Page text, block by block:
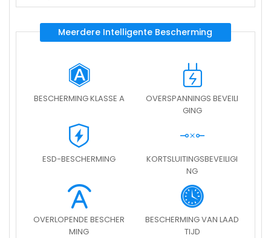
Meerdere Intelligente Bescherming
BESCHERMING KLASSE A
OVERSPANNINGS BEVEILI
GING
ESD-BESCHERMING
KORTSLUITINGSBEVEILIGI
NG
OVERLOPENDE BESCHER
MING
BESCHERMING VAN LAAD
TIJD